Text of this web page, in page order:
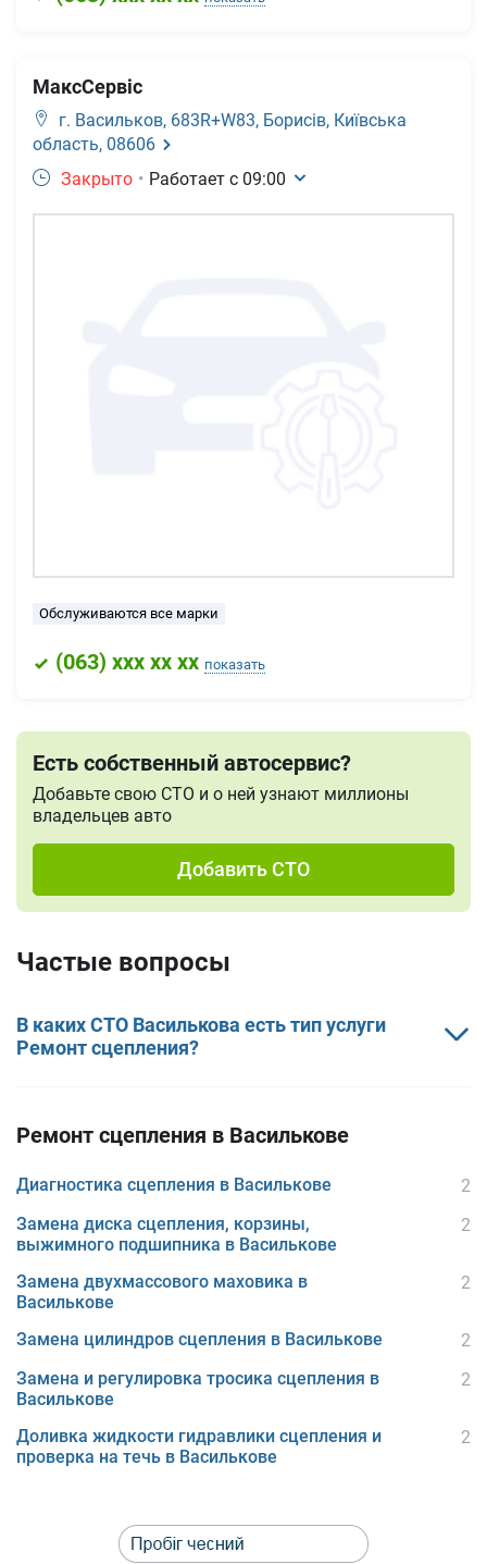
МаксСервіс
г. Васильков, 683R+W83, Борисів, Київська
область, 08606
Закрыто • Работает с 09:00
Обслуживаются все марки
(063) xxx xx xx показать
Есть собственный автосервис?
Добавьте свою СТО и о ней узнают миллионы
владельцев авто
Добавить СТО
Частые вопросы
В каких СТО Василькова есть тип услуги
Ремонт сцепления?
Ремонт сцепления в Василькове
Диагностика сцепления в Василькове
2
Замена диска сцепления, корзины,
выжимного подшипника в Василькове
2
Замена двухмассового маховика в
Василькове
2
Замена цилиндров сцепления в Василькове
2
Замена и регулировка тросика сцепления в
Василькове
2
Доливка жидкости гидравлики сцепления и
проверка на течь в Василькове
2